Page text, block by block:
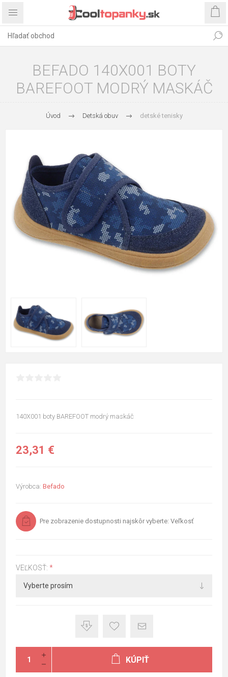
BEFADO 140X001 BOTY
BAREFOOT MODRÝ MASKÁČ
Úvod Detská obuv detské tenisky
140X001 boty BAREFOOT modrý maskáč
23,31 €
Výrobca: Befado
Pre zobrazenie dostupnosti najskôr vyberte: Veľkosť
VEĽKOSŤ: *
KÚPIŤ